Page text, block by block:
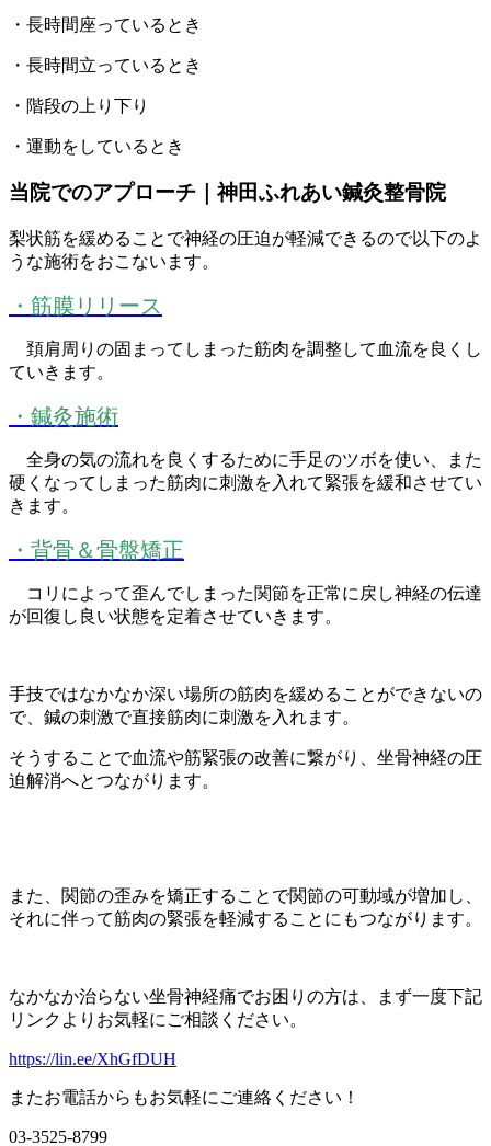
・長時間座っているとき
・長時間立っているとき
・階段の上り下り
・運動をしているとき
当院でのアプローチ｜神田ふれあい鍼灸整骨院
梨状筋を緩めることで神経の圧迫が軽減できるので以下のよ
うな施術をおこないます。
・筋膜リリース
頚肩周りの固まってしまった筋肉を調整して血流を良くし
ていきます。
・鍼灸施術
全身の気の流れを良くするために手足のツボを使い、また
硬くなってしまった筋肉に刺激を入れて緊張を緩和させてい
きます。
・背骨＆骨盤矯正
コリによって歪んでしまった関節を正常に戻し神経の伝達
が回復し良い状態を定着させていきます。
手技ではなかなか深い場所の筋肉を緩めることができないの
で、鍼の刺激で直接筋肉に刺激を入れます。
そうすることで血流や筋緊張の改善に繋がり、坐骨神経の圧
迫解消へとつながります。
また、関節の歪みを矯正することで関節の可動域が増加し、
それに伴って筋肉の緊張を軽減することにもつながります。
なかなか治らない坐骨神経痛でお困りの方は、まず一度下記
リンクよりお気軽にご相談ください。
https://lin.ee/XhGfDUH
またお電話からもお気軽にご連絡ください！
03-3525-8799